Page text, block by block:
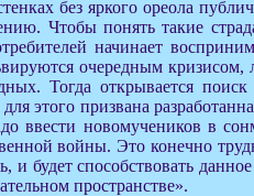
без яркого ореола
Чтобы понять такие
начинает
очередным кризисом,
Тогда открывается
этого призвана
ввести новомучеников в
войны. Это конечно
и будет способствовать
пространстве».